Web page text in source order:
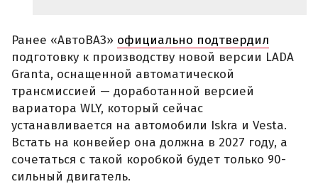
Ранее «АвтоВАЗ» официально подтвердил
подготовку к производству новой версии LADA
Granta, оснащенной автоматической
трансмиссией — доработанной версией
вариатора WLY, который сейчас
устанавливается на автомобили Iskra и Vesta.
Встать на конвейер она должна в 2027 году, а
сочетаться с такой коробкой будет только 90-
сильный двигатель.